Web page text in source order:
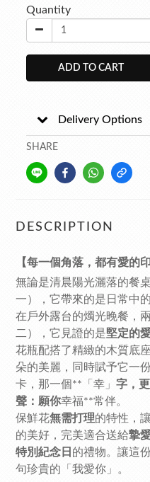
Quantity
ADD TO CART
Delivery Options
SHARE
DESCRIPTION
【每一個角落，都有愛的印
無論是清晨陽光灑落的餐
一），它帶來的是日常中的
在戶外露台的燭光晚餐，
二），它見證的是堅定的
花瓶配搭了精緻的木質底
朵的美麗，同時賦予它一
卡，那一個**「幸」 字，
聲：願你幸福**常伴。
保鮮花無需打理的特性，
的美好，完美適合送給摯
特別紀念日 的禮物。讓這
句珍貴的「我愛你」。